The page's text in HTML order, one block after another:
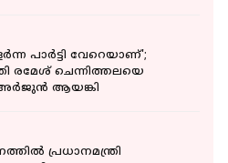
രമേശ് ചെന്നിത്തലയെ
അർജുൻ ആയങ്കി
പ്രധാനമന്ത്രി